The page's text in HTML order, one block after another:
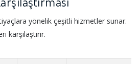
yönelik çeşitli hizmetler sunar.
karşılaştırır.